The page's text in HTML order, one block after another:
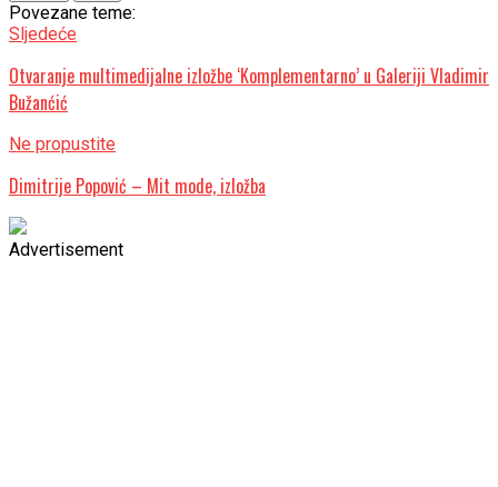
Povezane teme:
Sljedeće
Otvaranje multimedijalne izložbe ‘Komplementarno’ u Galeriji Vladimir
Bužanćić
Ne propustite
Dimitrije Popović – Mit mode, izložba
Advertisement